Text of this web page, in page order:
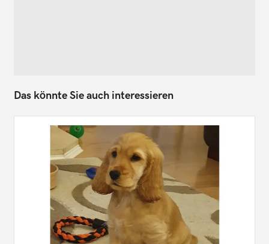
Das könnte Sie auch interessieren